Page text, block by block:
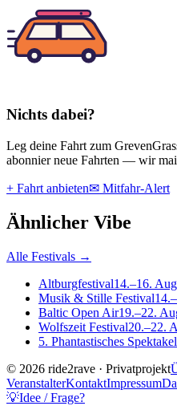
Nichts dabei?
Leg deine Fahrt zum
abonnier neue Fahrten — wir
+ Fahrt anbieten✉ Mitfahr-Alert
Ähnlicher Vibe
Alle Festivals →
Altburgfestival14.–16.
Musik & Stille Festival
Baltic Open Air19.–22.
Wolfszeit Festival20.–22.
5. Phantastisches
© 2026 ride2rave · Privatprojekt
VeranstalterKontaktImpressum
💡Idee / Frage?